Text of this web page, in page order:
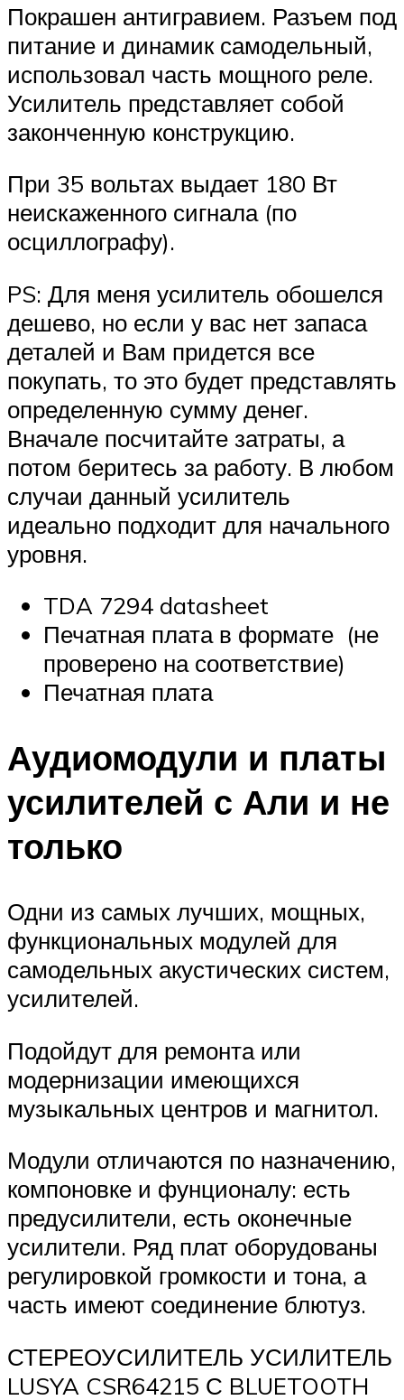
Покрашен антигравием. Разъем под
питание и динамик самодельный,
использовал часть мощного реле.
Усилитель представляет собой
законченную конструкцию.
При 35 вольтах выдает 180 Вт
неискаженного сигнала (по
осциллографу).
PS: Для меня усилитель обошелся
дешево, но если у вас нет запаса
деталей и Вам придется все
покупать, то это будет представлять
определенную сумму денег.
Вначале посчитайте затраты, а
потом беритесь за работу. В любом
случаи данный усилитель
идеально подходит для начального
уровня.
TDA 7294 datasheet
Печатная плата в формате (не
проверено на соответствие)
Печатная плата
Аудиомодули и платы
усилителей с Али и не
только
Одни из самых лучших, мощных,
функциональных модулей для
самодельных акустических систем,
усилителей.
Подойдут для ремонта или
модернизации имеющихся
музыкальных центров и магнитол.
Модули отличаются по назначению,
компоновке и фунционалу: есть
предусилители, есть оконечные
усилители. Ряд плат оборудованы
регулировкой громкости и тона, а
часть имеют соединение блютуз.
СТЕРЕОУСИЛИТЕЛЬ УСИЛИТЕЛЬ
LUSYA CSR64215 С BLUETOOTH